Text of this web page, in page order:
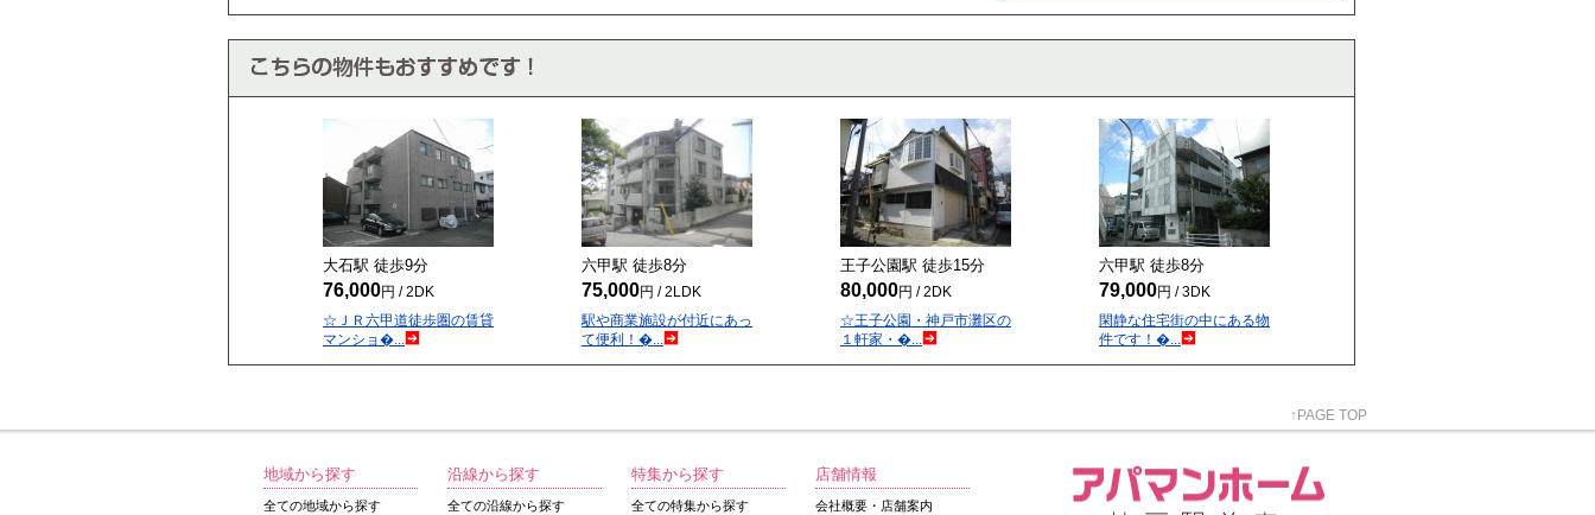
大石駅 徒歩9分
76,000円 / 2DK
☆ＪＲ六甲道徒歩圏の賃貸
マンショ�...
六甲駅 徒歩8分
75,000円 / 2LDK
駅や商業施設が付近にあっ
て便利！�...
王子公園駅 徒歩15分
80,000円 / 2DK
☆王子公園・神戸市灘区の
１軒家・�...
六甲駅 徒歩8分
79,000円 / 3DK
閑静な住宅街の中にある物
件です！�...
↑PAGE TOP
地域から探す
全ての地域から探す
沿線から探す
全ての沿線から探す
特集から探す
全ての特集から探す
店舗情報
会社概要・店舗案内